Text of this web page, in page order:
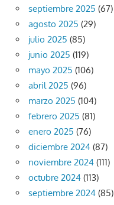
septiembre 2025 (67)
agosto 2025 (29)
julio 2025 (85)
junio 2025 (119)
mayo 2025 (106)
abril 2025 (96)
marzo 2025 (104)
febrero 2025 (81)
enero 2025 (76)
diciembre 2024 (87)
noviembre 2024 (111)
octubre 2024 (113)
septiembre 2024 (85)